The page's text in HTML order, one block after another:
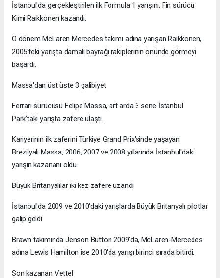
İstanbul'da gerçekleştirilen ilk Formula 1 yarışını, Fin sürücü
Kimi Raikkonen kazandı.
O dönem McLaren Mercedes takımı adına yarışan Raikkonen,
2005'teki yarışta damalı bayrağı rakiplerinin önünde görmeyi
başardı.
Massa'dan üst üste 3 galibiyet
Ferrari sürücüsü Felipe Massa, art arda 3 sene İstanbul
Park'taki yarışta zafere ulaştı.
Kariyerinin ilk zaferini Türkiye Grand Prix'sinde yaşayan
Brezilyalı Massa, 2006, 2007 ve 2008 yıllarında İstanbul'daki
yarışın kazananı oldu.
Büyük Britanyalılar iki kez zafere uzandı
İstanbul'da 2009 ve 2010'daki yarışlarda Büyük Britanyalı pilotlar
galip geldi.
Brawn takımında Jenson Button 2009'da, McLaren-Mercedes
adına Lewis Hamilton ise 2010'da yarışı birinci sırada bitirdi.
Son kazanan Vettel